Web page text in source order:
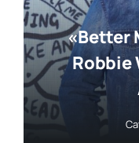
«Better
Robbie